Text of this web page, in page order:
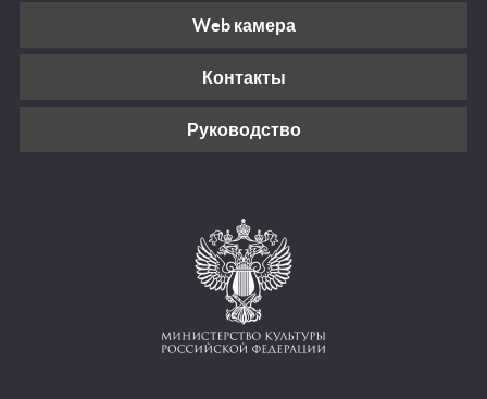
Web камера
Контакты
Руководство